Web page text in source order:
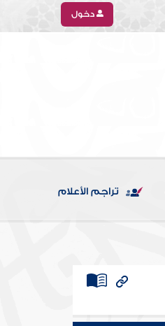
دخول
تراجم الأعلام